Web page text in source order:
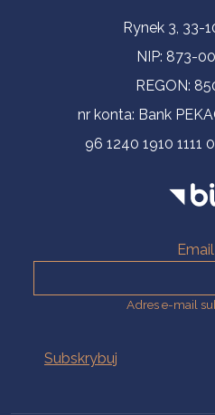
Informacje kontaktowe
Rynek 3, 33-
NIP: 873-
REGON:
nr konta: Bank
96 1240 1910
Email
Adres e-mail